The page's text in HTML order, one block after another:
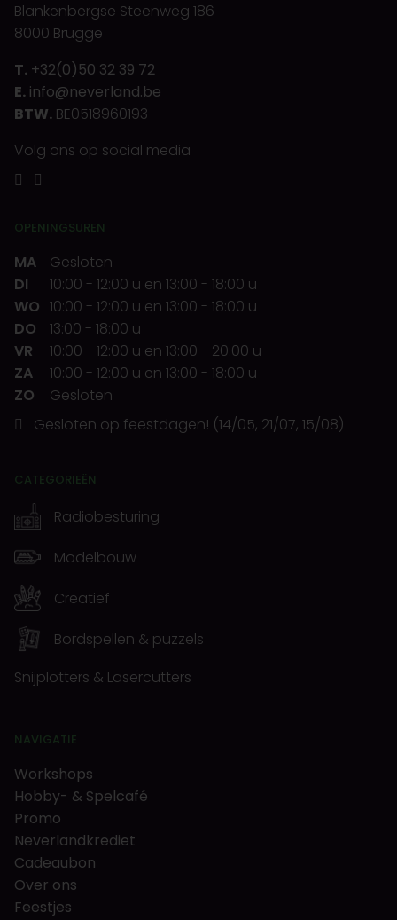
Blankenbergse Steenweg 186
8000 Brugge
T. +32(0)50 32 39 72
E. info@neverland.be
BTW. BE0518960193
Volg ons op social media
OPENINGSUREN
MA
Gesloten
DI
10:00 - 12:00 u en 13:00 - 18:00 u
WO 10:00 - 12:00 u en 13:00 - 18:00 u
DO
13:00 - 18:00 u
VR
10:00 - 12:00 u en 13:00 - 20:00 u
ZA
10:00 - 12:00 u en 13:00 - 18:00 u
ZO
Gesloten
Gesloten op feestdagen! (14/05, 21/07, 15/08)
CATEGORIEËN
Radiobesturing
Modelbouw
Creatief
Bordspellen & puzzels
Snijplotters & Lasercutters
NAVIGATIE
Workshops
Hobby- & Spelcafé
Promo
Neverlandkrediet
Cadeaubon
Over ons
Feestjes